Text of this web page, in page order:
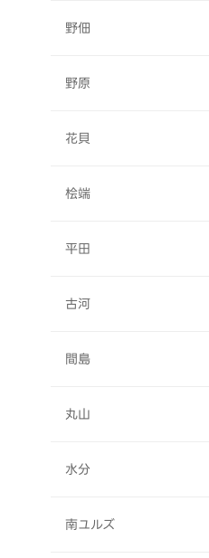
野佃
野原
花貝
桧端
平田
古河
間島
丸山
水分
南ユルズ